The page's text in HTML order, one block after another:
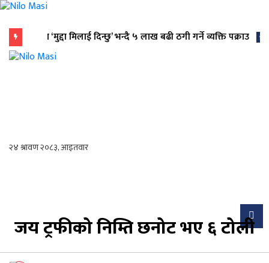
‘मुद्दा मिलाई दिन्छु’ भन्दै ५ लाख बढी ठगी गर्ने व्यक्ति पक्राउ flash
जय ट्रफीको निम्ति छनोट भए ६ टोली